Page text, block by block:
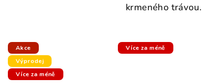
krmeného trávou.
Akce
Výprodej
Více za méně
Více za méně